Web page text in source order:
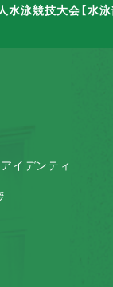
水泳競技大会【水泳
イデンティ